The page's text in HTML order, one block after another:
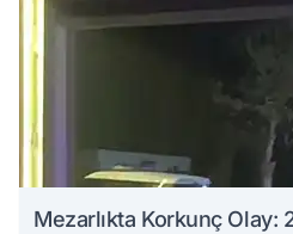
Mezarlıkta Korkunç Olay: